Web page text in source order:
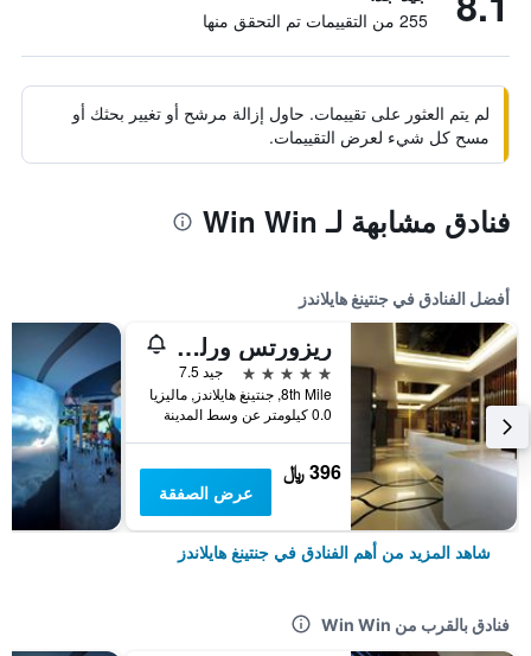
255 من التقييمات تم التحقق منها
لم يتم العثور على تقييمات. حاول إزالة مرشح أو تغيير بحثك أو
مسح كل شيء لعرض التقييمات.
فنادق مشابهة لـ Win Win
أفضل الفنادق في جنتينغ هايلاندز
ريزورتس ورلد جنتنج - هايلاندز هوتل
5 نجوم
جيد 7.5
8th Mile, جنتينغ هايلاندز, ماليزيا
0.0 كيلومتر عن وسط المدينة
396 ﷼
عرض الصفقة
شاهد المزيد من أهم الفنادق في جنتينغ هايلاندز
فنادق بالقرب من Win Win